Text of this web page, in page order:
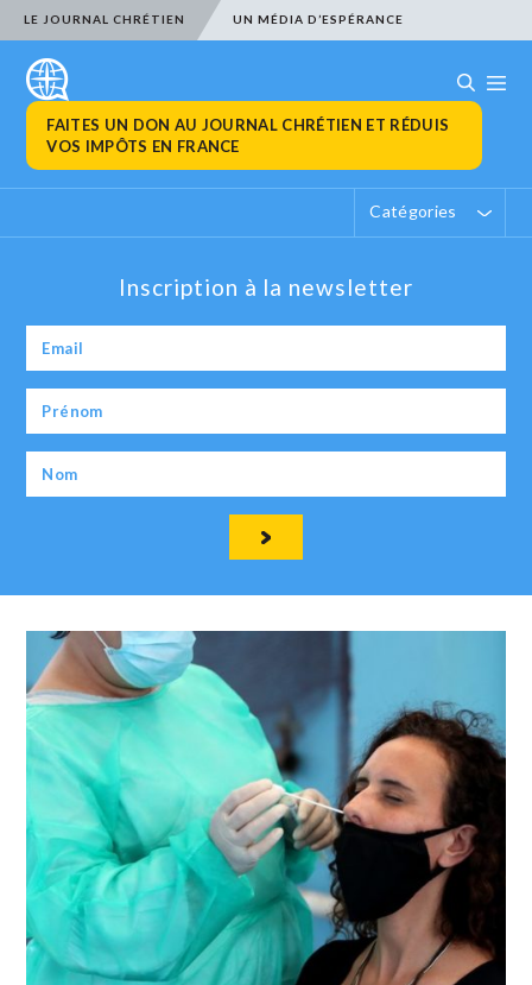
LE JOURNAL CHRÉTIEN UN MÉDIA D’ESPÉRANCE
FAITES UN DON AU JOURNAL CHRÉTIEN ET RÉDUIS
VOS IMPÔTS EN FRANCE
Catégories
Inscription à la newsletter